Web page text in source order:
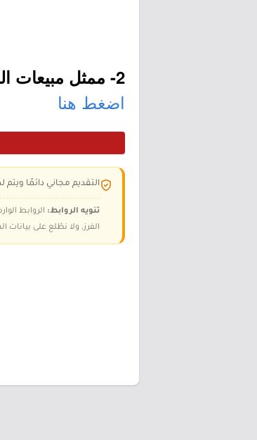
2- ممثل مبيعات السيارات (الشرقية، جدة، الرياض):
اضغط هنا
التقديم مجاني دائمًا
تنويه الروابط: الروابط
الفرز، ولا نطّلع على بيانات